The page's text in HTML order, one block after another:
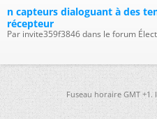
n capteurs dialoguant à des
récepteur
Par invite359f3846 dans le forum
Fuseau horaire GMT